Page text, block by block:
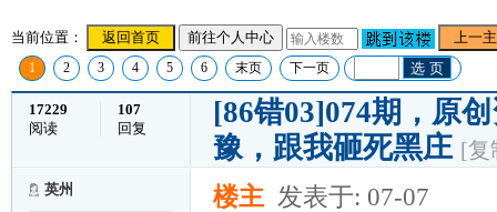
当前位置： 返回首页 前往个人中心 上一
1 2 3 4 5 6 末页 下一页 选 页
17229
阅读
107
回复
[86错03]074期，原
豫，跟我砸死黑庄 [复
英州 楼主 发表于: 07-07